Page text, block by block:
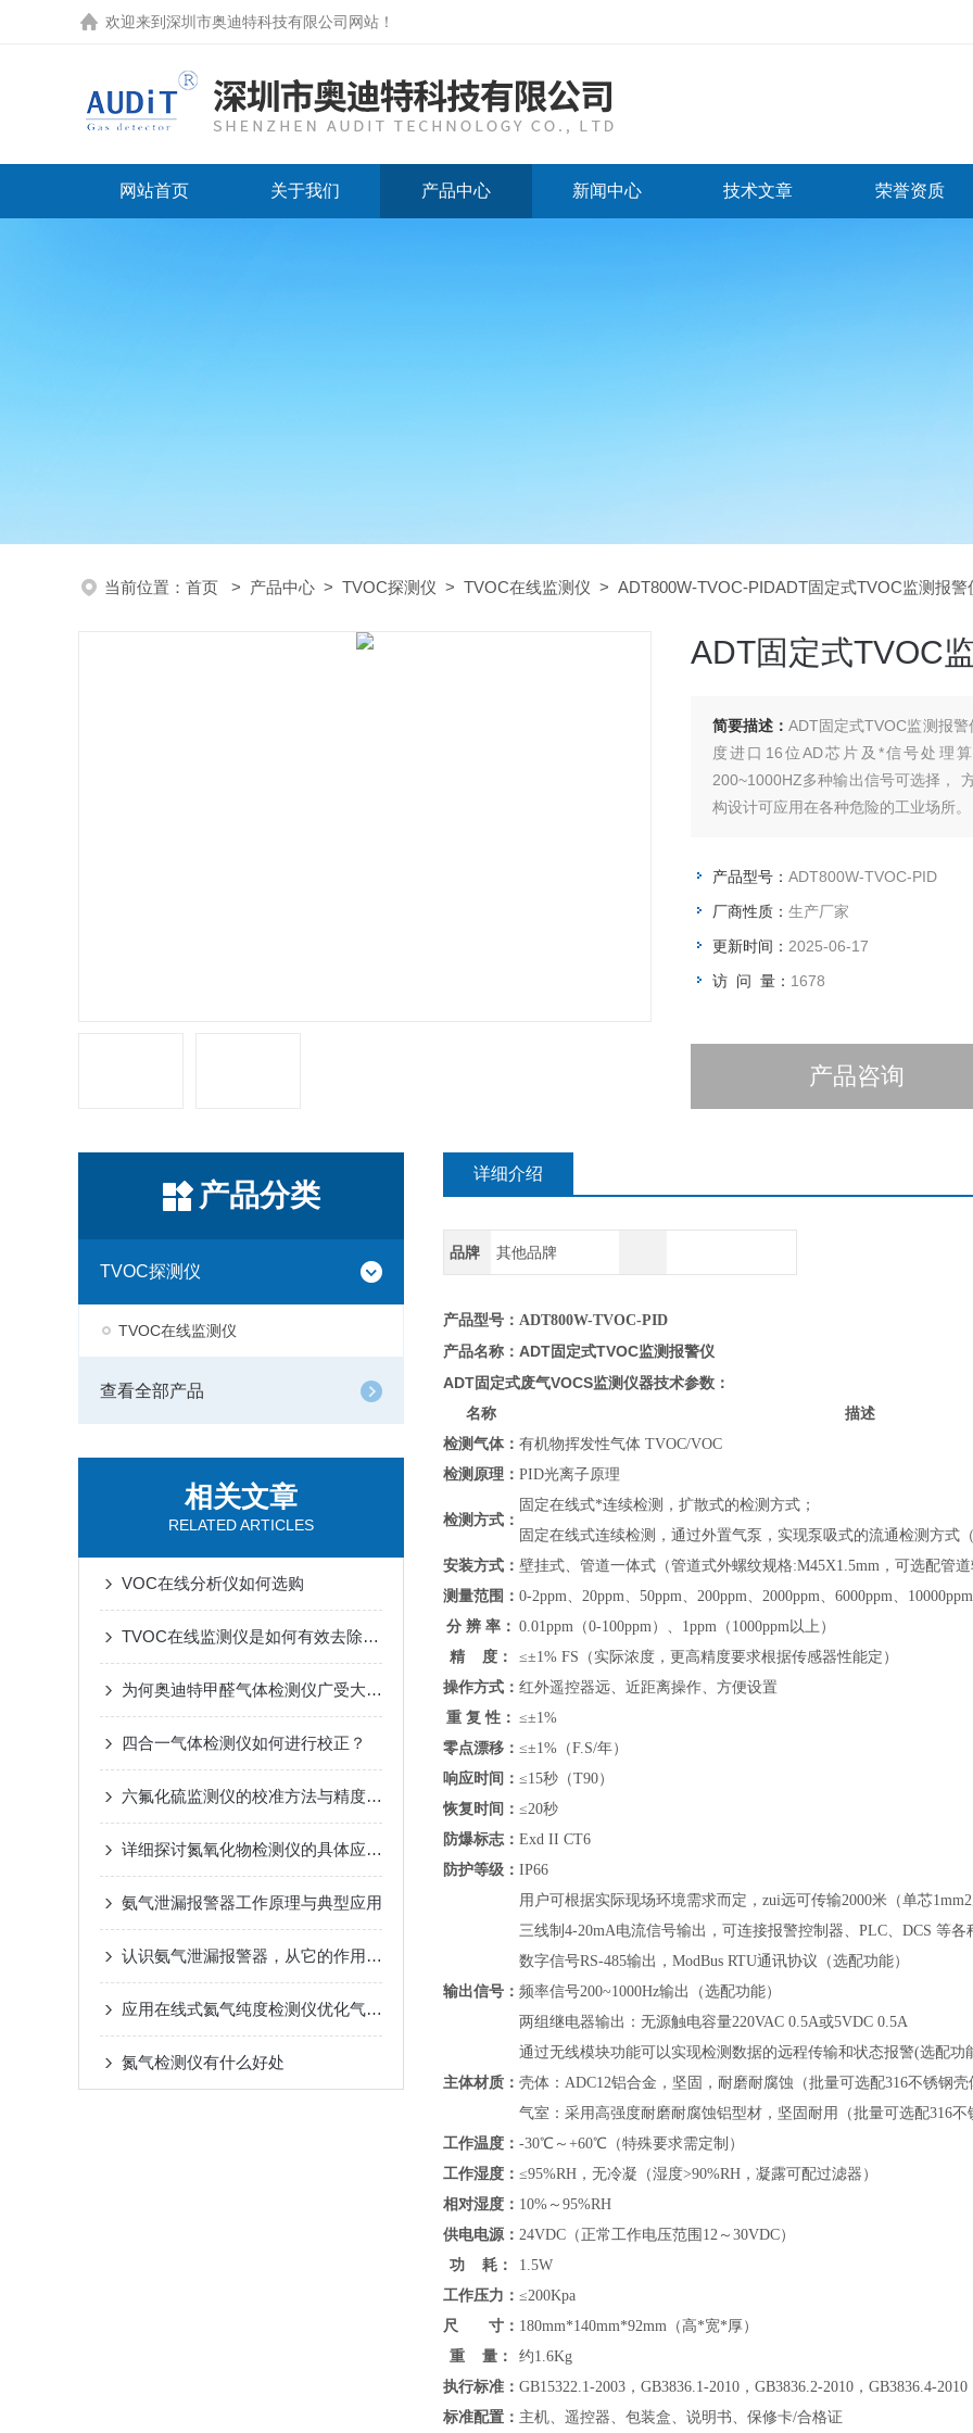
欢迎来到 深圳市奥迪特科技有限公司网站 ！
网站首页 关于我们 产品中心 新闻中心 技术文章 荣誉资质
当前位置： 首页 > 产品中心 > TVOC探测仪 > TVOC在线监测仪 > ADT800W-TVOC-PIDADT固定式TVOC监测报警
ADT固定式TVOC
简要描述： ADT固定式TVOC监测报
度进口16位AD芯片及*信号处理
200~1000HZ多种输出信号可选择，
构设计可应用在各种危险的工业场所。
产品型号： ADT800W-TVOC-PID
厂商性质： 生产厂家
更新时间： 2025-06-17
访 问 量： 1678
产品咨询
产品分类
TVOC探测仪
TVOC在线监测仪
查看全部产品
相关文章
RELATED ARTICLES
VOC在线分析仪如何选购
TVOC在线监测仪是如何有效去除tvoc的？
为何奥迪特甲醛气体检测仪广受大众喜爱
四合一气体检测仪如何进行校正？
六氟化硫监测仪的校准方法与精度保障措施
详细探讨氮氧化物检测仪的具体应用方向
氨气泄漏报警器工作原理与典型应用
认识氨气泄漏报警器，从它的作用及应用场景开始
应用在线式氦气纯度检测仪优化气体分离过程
氮气检测仪有什么好处
详细介绍
品牌 其他品牌
产品型号：ADT800W-TVOC-PID
产品名称： ADT固定式TVOC监测报警仪
ADT固定式废气VOCS监测仪器技术参数：
名称
描述
检测气体： 有机物挥发性气体 TVOC/VOC
检测原理： PID光离子原理
检测方式：
固定在线式*连续检测，扩散式的检测方式；
固定在线式连续检测，通过外置气泵，实现泵吸式的流通检测方式
安装方式： 壁挂式、管道一体式（管道式外螺纹规格:M45X1.5mm，可选配管
测量范围： 0-2ppm、20ppm、50ppm、200ppm、2000ppm、6000ppm、10000ppm
分 辨 率： 0.01ppm（0-100ppm）、1ppm（1000ppm以上）
精 度：
≤±1% FS（实际浓度，更高精度要求根据传感器性能定）
操作方式： 红外遥控器远、近距离操作、方便设置
重 复 性： ≤±1%
零点漂移： ≤±1%（F.S/年）
响应时间： ≤15秒（T90）
恢复时间： ≤20秒
防爆标志： Exd II CT6
防护等级： IP66
输出信号：
用户可根据实际现场环境需求而定，zui远可传输2000米（单芯
三线制4-20mA电流信号输出，可连接报警控制器、PLC、DCS 等
数字信号RS-485输出， ModBus RTU通讯协议 （选配功能）
频率信号200~1000Hz输出（选配功能）
两组继电器输出：无源触电容量220VAC 0.5A或5VDC 0.5A
通过无线模块功能可以实现检测数据的远程传输和状态报警(选配功
主体材质： 壳体：ADC12铝合金，坚固，耐磨耐腐蚀（批量可选配316不锈钢壳
气室：采用高强度耐磨耐腐蚀铝型材，坚固耐用（批量可选配316不
工作温度： -30℃～+60℃（特殊要求需定制）
工作湿度： ≤95%RH，无冷凝（湿度>90%RH，凝露可配过滤器）
相对湿度： 10%～95%RH
供电电源： 24VDC（正常工作电压范围12～30VDC）
功 耗：
1.5W
工作压力： ≤200Kpa
尺 寸： 180mm*140mm*92mm（高*宽*厚）
重 量：
约1.6Kg
执行标准： GB15322.1-2003，GB3836.1-2010，GB3836.2-2010，GB3836.4-2010
标准配置： 主机、遥控器、包装盒、说明书、保修卡/合格证